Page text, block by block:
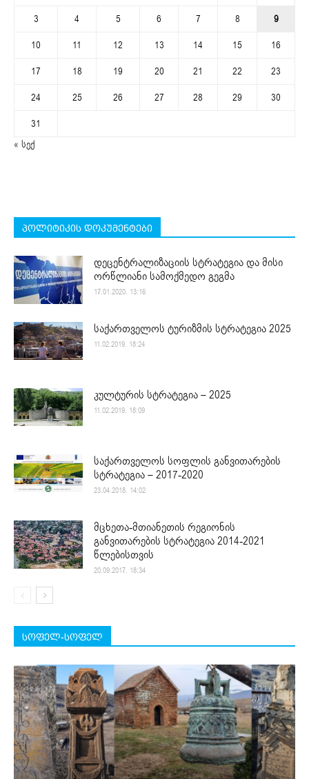
3
4 5 6 7 8
9
10
11 12 13 14 15
16
17
18 19 20 21 22
23
24
25 26 27 28 29
30
31
« სექ
პოლიტიკის დოკუმენტები
დეცენტრალიზაციის სტრატეგია და მისი
ორწლიანი სამოქმედო გეგმა
17.01.2020. 13:16
საქართველოს ტურიზმის სტრატეგია 2025
11.02.2019. 18:24
კულტურის სტრატეგია – 2025
11.02.2019. 18:09
საქართველოს სოფლის განვითარების
სტრატეგია – 2017-2020
23.04.2018. 14:02
მცხეთა-მთიანეთის რეგიონის
განვითარების სტრატეგია 2014-2021
წლებისთვის
20.09.2017. 18:34
სოფელ-სოფელ